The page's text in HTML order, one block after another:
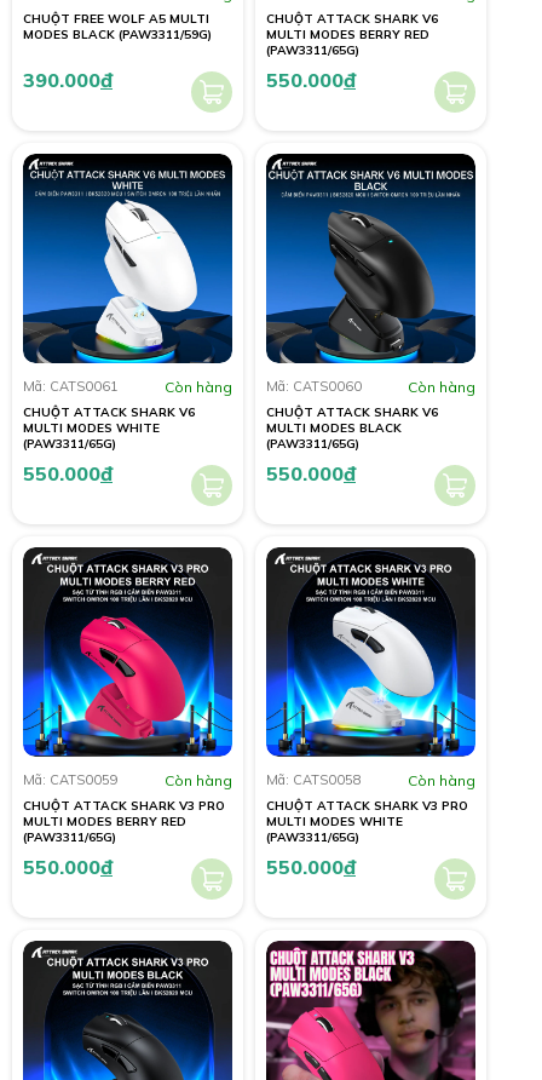
CHUỘT FREE WOLF A5 MULTI
MODES BLACK (PAW3311/59G)
390.000đ
CHUỘT ATTACK SHARK V6
MULTI MODES BERRY RED
(PAW3311/65G)
550.000đ
Mã: CATS0061 Còn hàng
CHUỘT ATTACK SHARK V6
MULTI MODES WHITE
(PAW3311/65G)
550.000đ
Mã: CATS0060 Còn hàng
CHUỘT ATTACK SHARK V6
MULTI MODES BLACK
(PAW3311/65G)
550.000đ
Mã: CATS0059 Còn hàng
CHUỘT ATTACK SHARK V3 PRO
MULTI MODES BERRY RED
(PAW3311/65G)
550.000đ
Mã: CATS0058 Còn hàng
CHUỘT ATTACK SHARK V3 PRO
MULTI MODES WHITE
(PAW3311/65G)
550.000đ